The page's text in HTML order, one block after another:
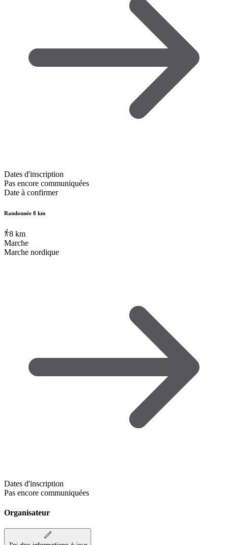
Dates d'inscription
Pas encore communiquées
Date à confirmer
Randonnée 8 km
8 km
Marche
Marche nordique
Dates d'inscription
Pas encore communiquées
Organisateur